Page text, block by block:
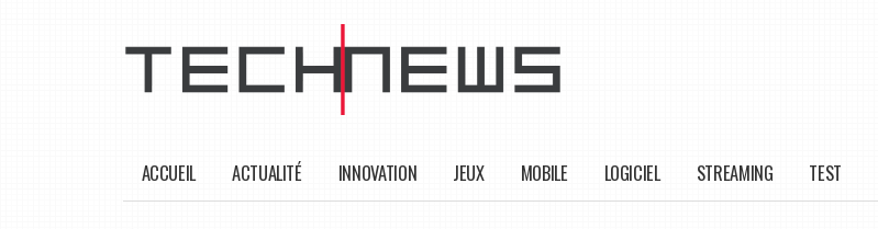
ACCUEIL ACTUALITÉ INNOVATION JEUX MOBILE LOGICIEL STREAMING TEST